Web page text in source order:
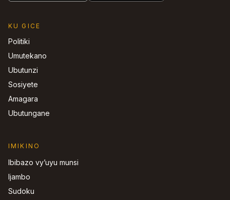
KU GICE
Politiki
Umutekano
Ubutunzi
Sosiyete
Amagara
Ubutungane
IMIKINO
Ibibazo vy’uyu munsi
Ijambo
Sudoku